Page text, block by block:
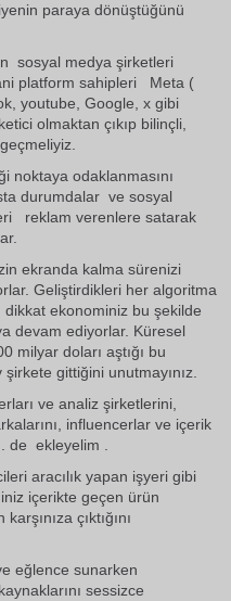
paraya dönüştüğünü
sosyal medya şirketleri
platform sahipleri Meta (
youtube, Google, x gibi
olmaktan çıkıp bilinçli,
noktaya odaklanmasını
durumdalar ve sosyal
reklam verenlere satarak
ekranda kalma sürenizi
Geliştirdikleri her algoritma
ekonominiz bu şekilde
devam ediyorlar. Küresel
milyar doları aştığı bu
gittiğini unutmayınız.
ve analiz şirketlerini,
influencerlar ve içerik
de ekleyelim .
aracılık yapan işyeri gibi
içerikte geçen ürün
çıktığını
eğlence sunarken
sessizce